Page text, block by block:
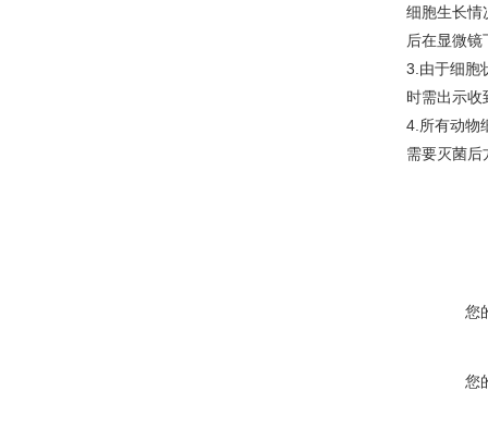
细胞生长情
后在显微
3.由于细胞
时需出示收
4.所有动物
需要灭菌后
您
您